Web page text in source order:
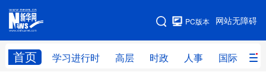
网站无障碍
PC版本
首页 学习进行时 高层 时政 人事 国际 财
网站地图